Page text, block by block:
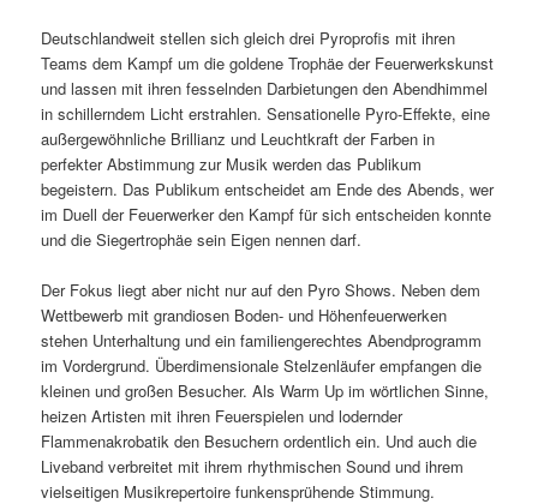
Deutschlandweit stellen sich gleich drei Pyroprofis mit ihren
Teams dem Kampf um die goldene Trophäe der Feuerwerkskunst
und lassen mit ihren fesselnden Darbietungen den Abendhimmel
in schillerndem Licht erstrahlen. Sensationelle Pyro-Effekte, eine
außergewöhnliche Brillianz und Leuchtkraft der Farben in
perfekter Abstimmung zur Musik werden das Publikum
begeistern. Das Publikum entscheidet am Ende des Abends, wer
im Duell der Feuerwerker den Kampf für sich entscheiden konnte
und die Siegertrophäe sein Eigen nennen darf.
Der Fokus liegt aber nicht nur auf den Pyro Shows. Neben dem
Wettbewerb mit grandiosen Boden- und Höhenfeuerwerken
stehen Unterhaltung und ein familiengerechtes Abendprogramm
im Vordergrund. Überdimensionale Stelzenläufer empfangen die
kleinen und großen Besucher. Als Warm Up im wörtlichen Sinne,
heizen Artisten mit ihren Feuerspielen und lodernder
Flammenakrobatik den Besuchern ordentlich ein. Und auch die
Liveband verbreitet mit ihrem rhythmischen Sound und ihrem
vielseitigen Musikrepertoire funkensprühende Stimmung.